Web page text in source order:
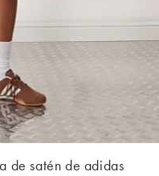
de satén de adidas